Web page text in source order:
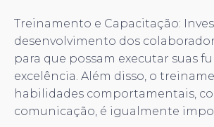
Treinamento e Capacitação:
desenvolvimento dos
para que possam executar suas
excelência. Além disso, o
habilidades comportamentais,
comunicação, é igualmente